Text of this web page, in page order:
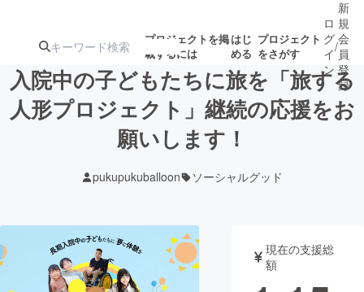
プロジェクトを掲
載するには
はじ
める
プロジェクト
をさがす
注目の新着プロ
ジェクト
募集終了が近いプ
ロジェクト
テクノロジー・ガジェット
ロ
グ
イ
ン
/
新
規
会
員
登
録
入院中の子どもたちに旅を「旅する
人形プロジェクト」継続の応援をお
願いします！
pukupukuballoon ソーシャルグッド
現在の支援総
額